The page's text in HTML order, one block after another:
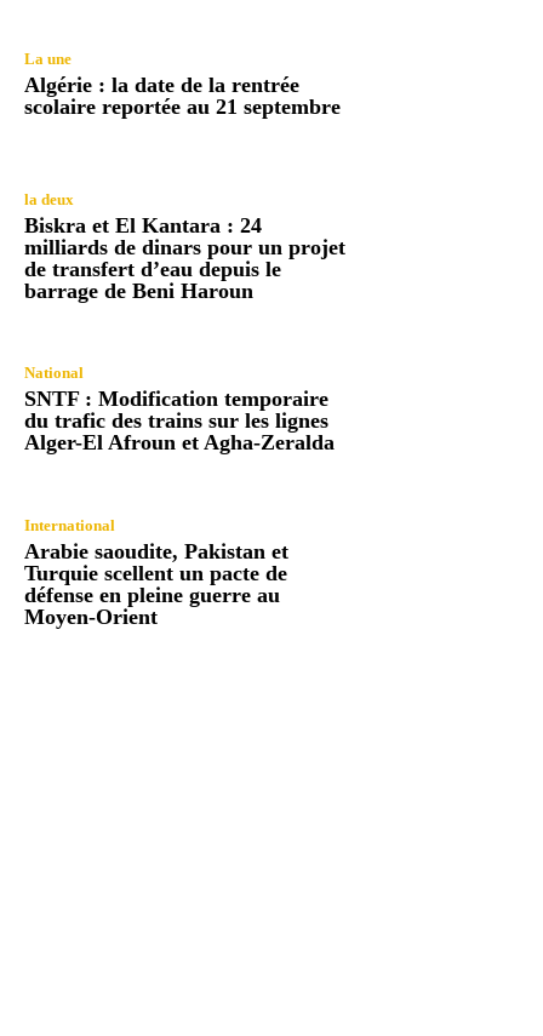
La une
Algérie : la date de la rentrée
scolaire reportée au 21 septembre
la deux
Biskra et El Kantara : 24
milliards de dinars pour un projet
de transfert d’eau depuis le
barrage de Beni Haroun
National
SNTF : Modification temporaire
du trafic des trains sur les lignes
Alger-El Afroun et Agha-Zeralda
International
Arabie saoudite, Pakistan et
Turquie scellent un pacte de
défense en pleine guerre au
Moyen-Orient